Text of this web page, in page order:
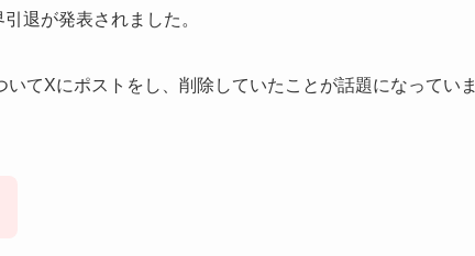
退が発表されました。
てXにポストをし、削除していたことが話題になっていま